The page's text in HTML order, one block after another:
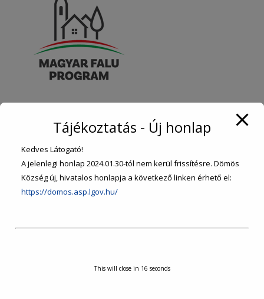
KEZDŐLAP
ÖNKORMÁNYZAT
INTÉZMÉNYEK, SZERVEZETEK
Tájékoztatás - Új honlap
Kedves Látogató!
A jelenlegi honlap 2024.01.30-tól nem kerül frissítésre. Dömös
Község új, hivatalos honlapja a következő linken érhető el:
https://domos.asp.lgov.hu/
This will close in 16 seconds